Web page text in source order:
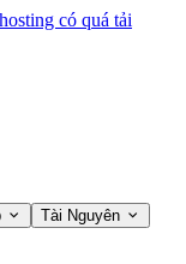
có quá tải
Tài Nguyên